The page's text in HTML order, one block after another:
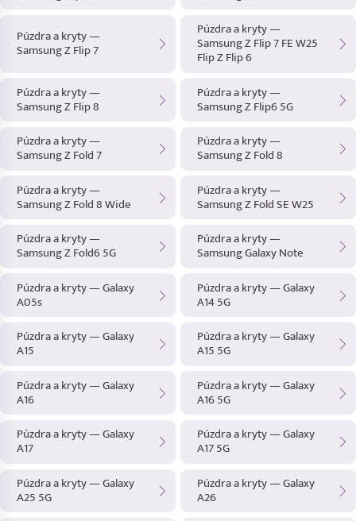
Púzdra a kryty —
Samsung Z Flip 7
Púzdra a kryty —
Samsung Z Flip 7 FE W25
Flip Z Flip 6
Púzdra a kryty —
Samsung Z Flip 8
Púzdra a kryty —
Samsung Z Flip6 5G
Púzdra a kryty —
Samsung Z Fold 7
Púzdra a kryty —
Samsung Z Fold 8
Púzdra a kryty —
Samsung Z Fold 8 Wide
Púzdra a kryty —
Samsung Z Fold SE W25
Púzdra a kryty —
Samsung Z Fold6 5G
Púzdra a kryty —
Samsung Galaxy Note
Púzdra a kryty — Galaxy
A05s
Púzdra a kryty — Galaxy
A14 5G
Púzdra a kryty — Galaxy
A15
Púzdra a kryty — Galaxy
A15 5G
Púzdra a kryty — Galaxy
A16
Púzdra a kryty — Galaxy
A16 5G
Púzdra a kryty — Galaxy
A17
Púzdra a kryty — Galaxy
A17 5G
Púzdra a kryty — Galaxy
A25 5G
Púzdra a kryty — Galaxy
A26